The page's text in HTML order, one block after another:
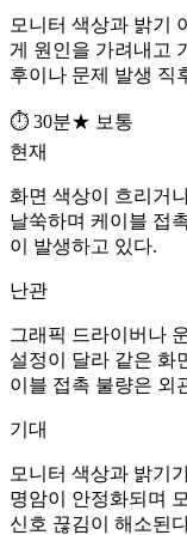
모니터 색상과 밝기
게 원인을 가려내고
후이나 문제 발생 직
⏱ 30분★ 보통
현재
화면 색상이 흐리거
날쑥하며 케이블 접
이 발생하고 있다.
난관
그래픽 드라이버나
설정이 달라 같은 화
이블 접촉 불량은 외
기대
모니터 색상과 밝기
명암이 안정화되며
신호 끊김이 해소된